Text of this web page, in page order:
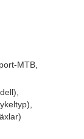
MTB